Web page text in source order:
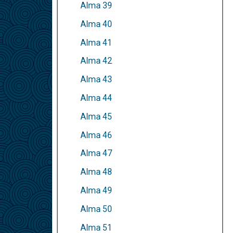
Alma 39
Alma 40
Alma 41
Alma 42
Alma 43
Alma 44
Alma 45
Alma 46
Alma 47
Alma 48
Alma 49
Alma 50
Alma 51